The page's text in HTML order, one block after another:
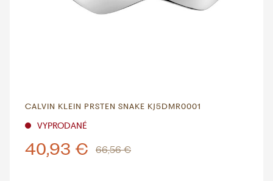
CALVIN KLEIN PRSTEN SNAKE KJ5DMR0001
VYPRODANÉ
40,93 € 66,56 €